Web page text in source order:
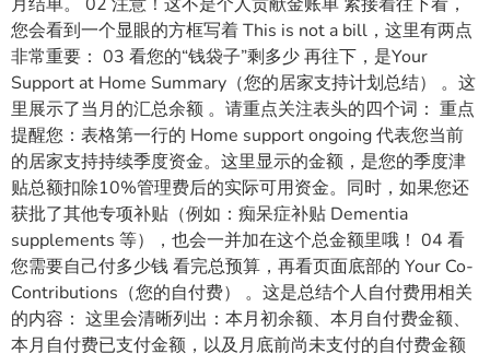
您会看到一个显眼的方框写着 This is not a bill，这里有两点
非常重要： 03 看您的“钱袋子”剩多少 再往下，是Your
Support at Home Summary（您的居家支持计划总结） 。这
里展示了当月的汇总余额 。请重点关注表头的四个词： 重点
提醒您：表格第一行的 Home support ongoing 代表您当前
的居家支持持续季度资金。这里显示的金额，是您的季度津
贴总额扣除10%管理费后的实际可用资金。同时，如果您还
获批了其他专项补贴（例如：痴呆症补贴 Dementia
supplements 等），也会一并加在这个总金额里哦！ 04 看
您需要自己付多少钱 看完总预算，再看页面底部的 Your Co-
Contributions（您的自付费） 。这是总结个人自付费用相关
的内容： 这里会清晰列出：本月初余额、本月自付费金额、
本月自付费已支付金额，以及月底前尚未支付的自付费金额